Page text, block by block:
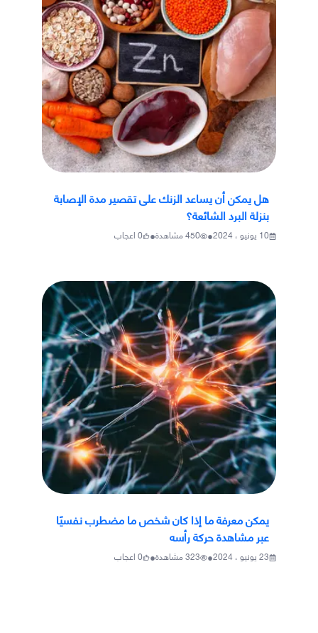
هل يمكن أن يساعد الزنك على تقصير مدة الإصابة
بنزلة البرد الشائعة؟
10 يونيو ، 2024 •
450مشاهدة•
0اعجاب
يمكن معرفة ما إذا كان شخص ما مضطرب نفسيًا
عبر مشاهدة حركة رأسه
23 يونيو ، 2024 •
323مشاهدة•
0اعجاب